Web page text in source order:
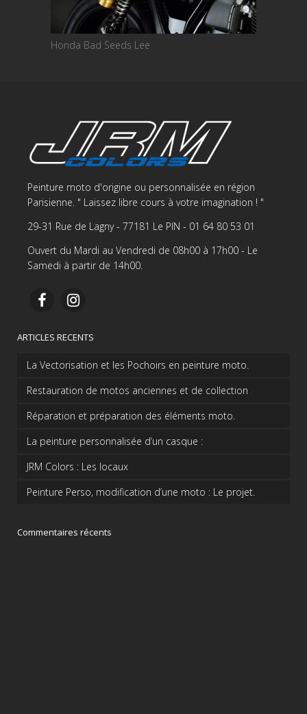
Honda Bad Seeds Lee
Peinture moto d'origine ou personnalisée en région
Parisienne. " Laissez libre cours à votre imagination ! "
29-31 Rue de Lagny - 77181 Le PIN - 01 64 80 53 01
Ouvert du Mardi au Vendredi de 08h00 à 17h00 - Le
Samedi à partir de 14h00.
ARTICLES RECENTS
La Vectorisation et les Pochoirs en peinture moto.
Restauration de motos anciennes et de collection
Réparation et préparation des éléments moto.
La peinture personnalisée d’un casque :
JRM Colors : Les locaux
Peinture Perso, modification d’une moto : Le projet.
Commentaires récents